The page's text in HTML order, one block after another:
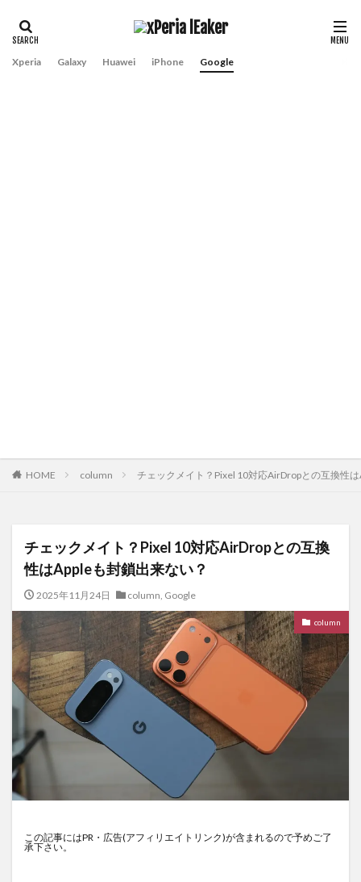
Xperia Galaxy Huawei iPhone Google
HOME column チェックメイト？Pixel 10対応AirDropとの互換性
チェックメイト？Pixel 10対応AirDropとの互換
性はAppleも封鎖出来ない？
2025年11月24日 column, Google
column
この記事にはPR・広告(アフィリエイトリンク)が含まれるので予めご了
承下さい。